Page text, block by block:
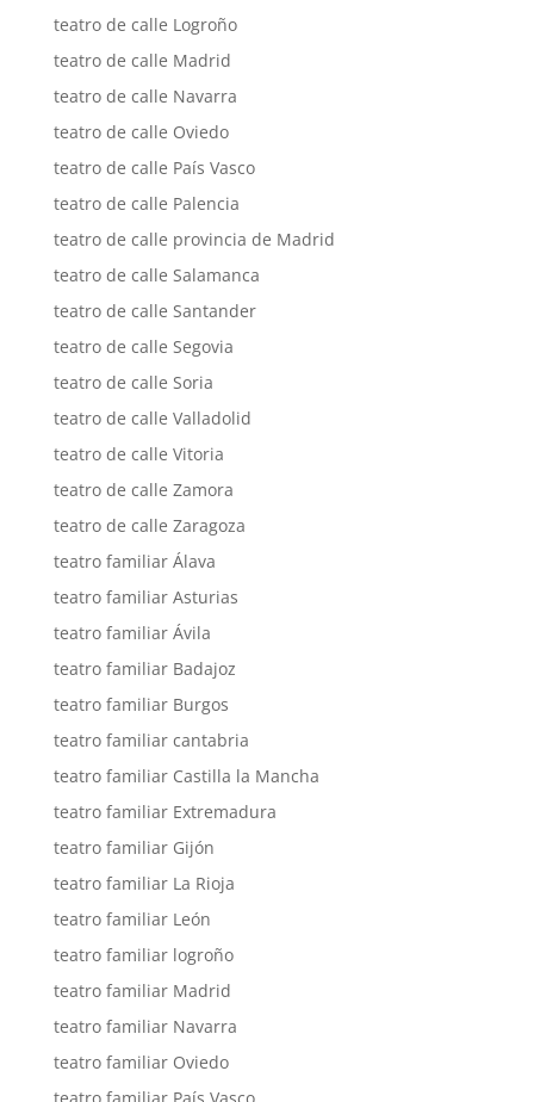
teatro de calle Logroño
teatro de calle Madrid
teatro de calle Navarra
teatro de calle Oviedo
teatro de calle País Vasco
teatro de calle Palencia
teatro de calle provincia de Madrid
teatro de calle Salamanca
teatro de calle Santander
teatro de calle Segovia
teatro de calle Soria
teatro de calle Valladolid
teatro de calle Vitoria
teatro de calle Zamora
teatro de calle Zaragoza
teatro familiar Álava
teatro familiar Asturias
teatro familiar Ávila
teatro familiar Badajoz
teatro familiar Burgos
teatro familiar cantabria
teatro familiar Castilla la Mancha
teatro familiar Extremadura
teatro familiar Gijón
teatro familiar La Rioja
teatro familiar León
teatro familiar logroño
teatro familiar Madrid
teatro familiar Navarra
teatro familiar Oviedo